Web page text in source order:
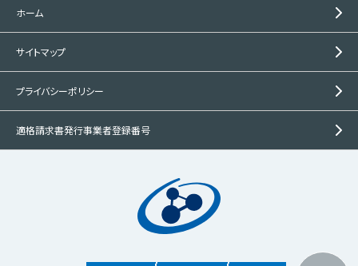
ホーム
サイトマップ
プライバシーポリシー
適格請求書発行事業者登録番号